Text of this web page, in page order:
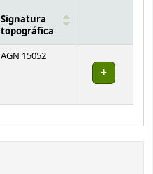
Signatura
topográfica
AGN 15052